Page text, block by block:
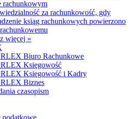
rachunkowym
za rachunkowość, gdy
ksiąg rachunkowych powierzono
więcej »
Biuro Rachunkowe
Księgowość
Księgowość i Kadry
Biznes
czasopism
podatkowe